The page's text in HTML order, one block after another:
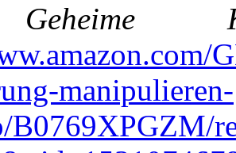
manipulieren-
B0769XPGZM/